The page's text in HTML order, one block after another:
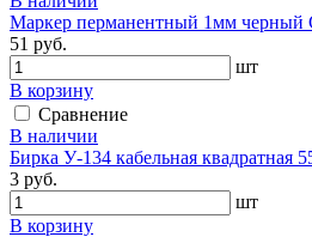
Маркер перманентный 1мм
51 руб.
шт
В корзину
Сравнение
В наличии
Бирка У-134 кабельная
3 руб.
шт
В корзину